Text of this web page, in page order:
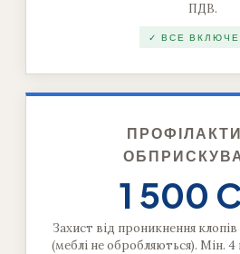
ПДВ.
✓ ВСЕ
1 500
Захист від проникнення клопів
(меблі не обробляються). Мін.